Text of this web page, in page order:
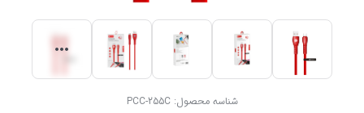
شناسه محصول:PCC-255C